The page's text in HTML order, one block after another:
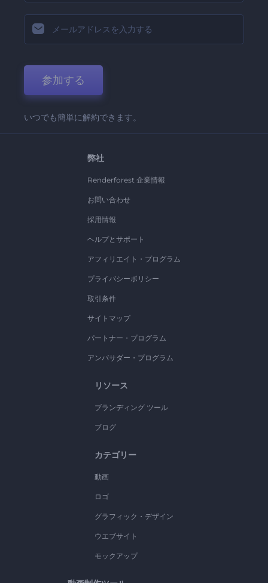
参加する
いつでも簡単に解約できます。
弊社
Renderforest 企業情報
お問い合わせ
採用情報
ヘルプとサポート
アフィリエイト・プログラム
プライバシーポリシー
取引条件
サイトマップ
パートナー・プログラム
アンバサダー・プログラム
リソース
ブランディング ツール
ブログ
カテゴリー
動画
ロゴ
グラフィック・デザイン
ウエブサイト
モックアップ